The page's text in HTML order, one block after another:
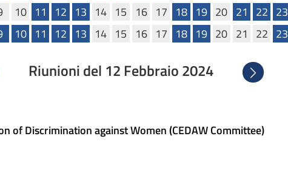
10 11 12 13 14 15 16 17 18 19 20 21 22 23
10 11 12 13 14 15 16 17 18 19 20 21 22 23
Riunioni del 12 Febbraio 2024 Successivo
of Discrimination against Women (CEDAW Committee)